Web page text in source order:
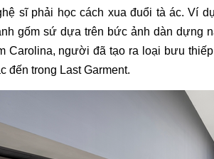
sĩ phải học cách xua đuổi tà ác. Ví
gốm sứ dựa trên bức ảnh dàn dựng
Carolina, người đã tạo ra loại bưu
đến trong Last Garment.